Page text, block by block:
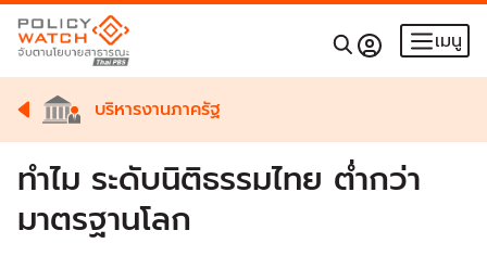
เมนู
บริหารงานภาครัฐ
ทำไม ระดับนิติธรรมไทย ต่ำกว่า
มาตรฐานโลก